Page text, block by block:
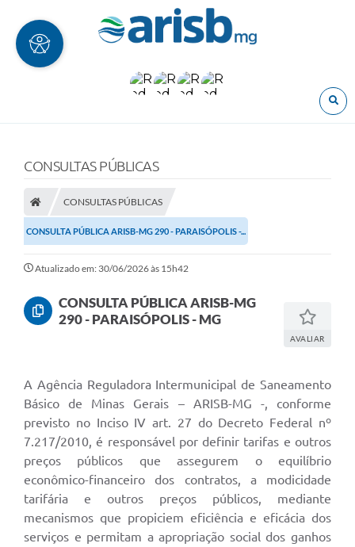
CONSULTAS PÚBLICAS
CONSULTAS PÚBLICAS
CONSULTA PÚBLICA ARISB-MG 290 - PARAISÓPOLIS -...
Atualizado em: 30/06/2026 às 15h42
CONSULTA PÚBLICA ARISB-MG
290 - PARAISÓPOLIS - MG
AVALIAR
A Agência Reguladora Intermunicipal de Saneamento
Básico de Minas Gerais – ARISB-MG -, conforme
previsto no Inciso IV art. 27 do Decreto Federal nº
7.217/2010, é responsável por definir tarifas e outros
preços públicos que assegurem o equilíbrio
econômico-financeiro dos contratos, a modicidade
tarifária e outros preços públicos, mediante
mecanismos que propiciem eficiência e eficácia dos
serviços e permitam a apropriação social dos ganhos